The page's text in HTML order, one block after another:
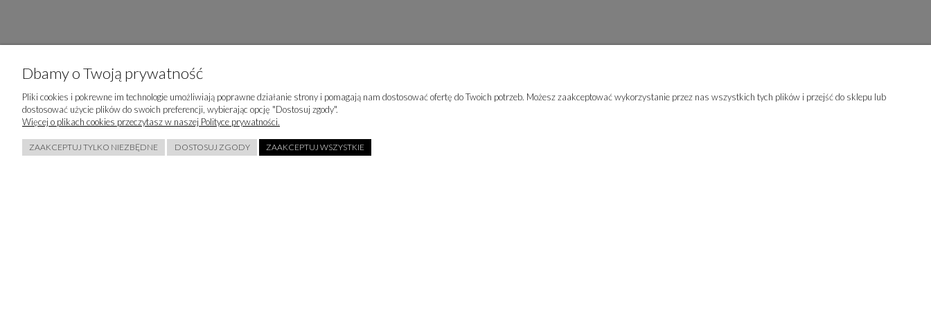
Dbamy o Twoją prywatność
Pliki cookies i pokrewne im technologie umożliwiają poprawne działanie strony i pomagają nam dostosować ofertę do Twoich potrzeb. Możesz zaakceptować wykorzystanie przez nas wszystkich tych plików i przejść do sklepu lub
dostosować użycie plików do swoich preferencji, wybierając opcję "Dostosuj zgody".
Więcej o plikach cookies przeczytasz w naszej Polityce prywatności.
ZAAKCEPTUJ TYLKO NIEZBĘDNE DOSTOSUJ ZGODY ZAAKCEPTUJ WSZYSTKIE